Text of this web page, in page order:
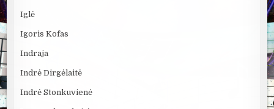
Iglė
Igoris Kofas
Indraja
Indrė Dirgėlaitė
Indrė Stonkuvienė